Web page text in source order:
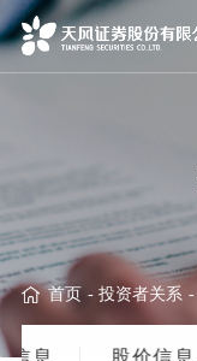
首页 - 投资者关系 -
信息 股价信息